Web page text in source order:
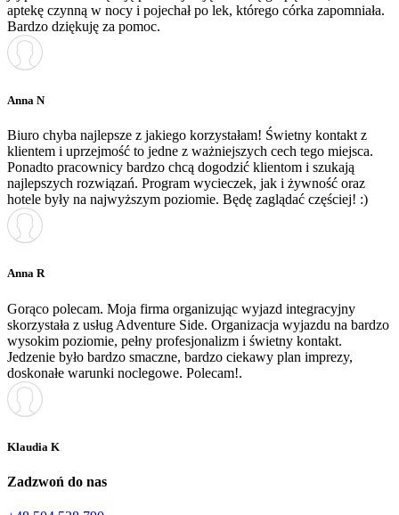
aptekę czynną w nocy i pojechał po lek, którego córka zapomniała.
Bardzo dziękuję za pomoc.
Anna N
Biuro chyba najlepsze z jakiego korzystałam! Świetny kontakt z
klientem i uprzejmość to jedne z ważniejszych cech tego miejsca.
Ponadto pracownicy bardzo chcą dogodzić klientom i szukają
najlepszych rozwiązań. Program wycieczek, jak i żywność oraz
hotele były na najwyższym poziomie. Będę zaglądać częściej! :)
Anna R
Gorąco polecam. Moja firma organizując wyjazd integracyjny
skorzystała z usług Adventure Side. Organizacja wyjazdu na bardzo
wysokim poziomie, pełny profesjonalizm i świetny kontakt.
Jedzenie było bardzo smaczne, bardzo ciekawy plan imprezy,
doskonałe warunki noclegowe. Polecam!.
Klaudia K
Zadzwoń do nas